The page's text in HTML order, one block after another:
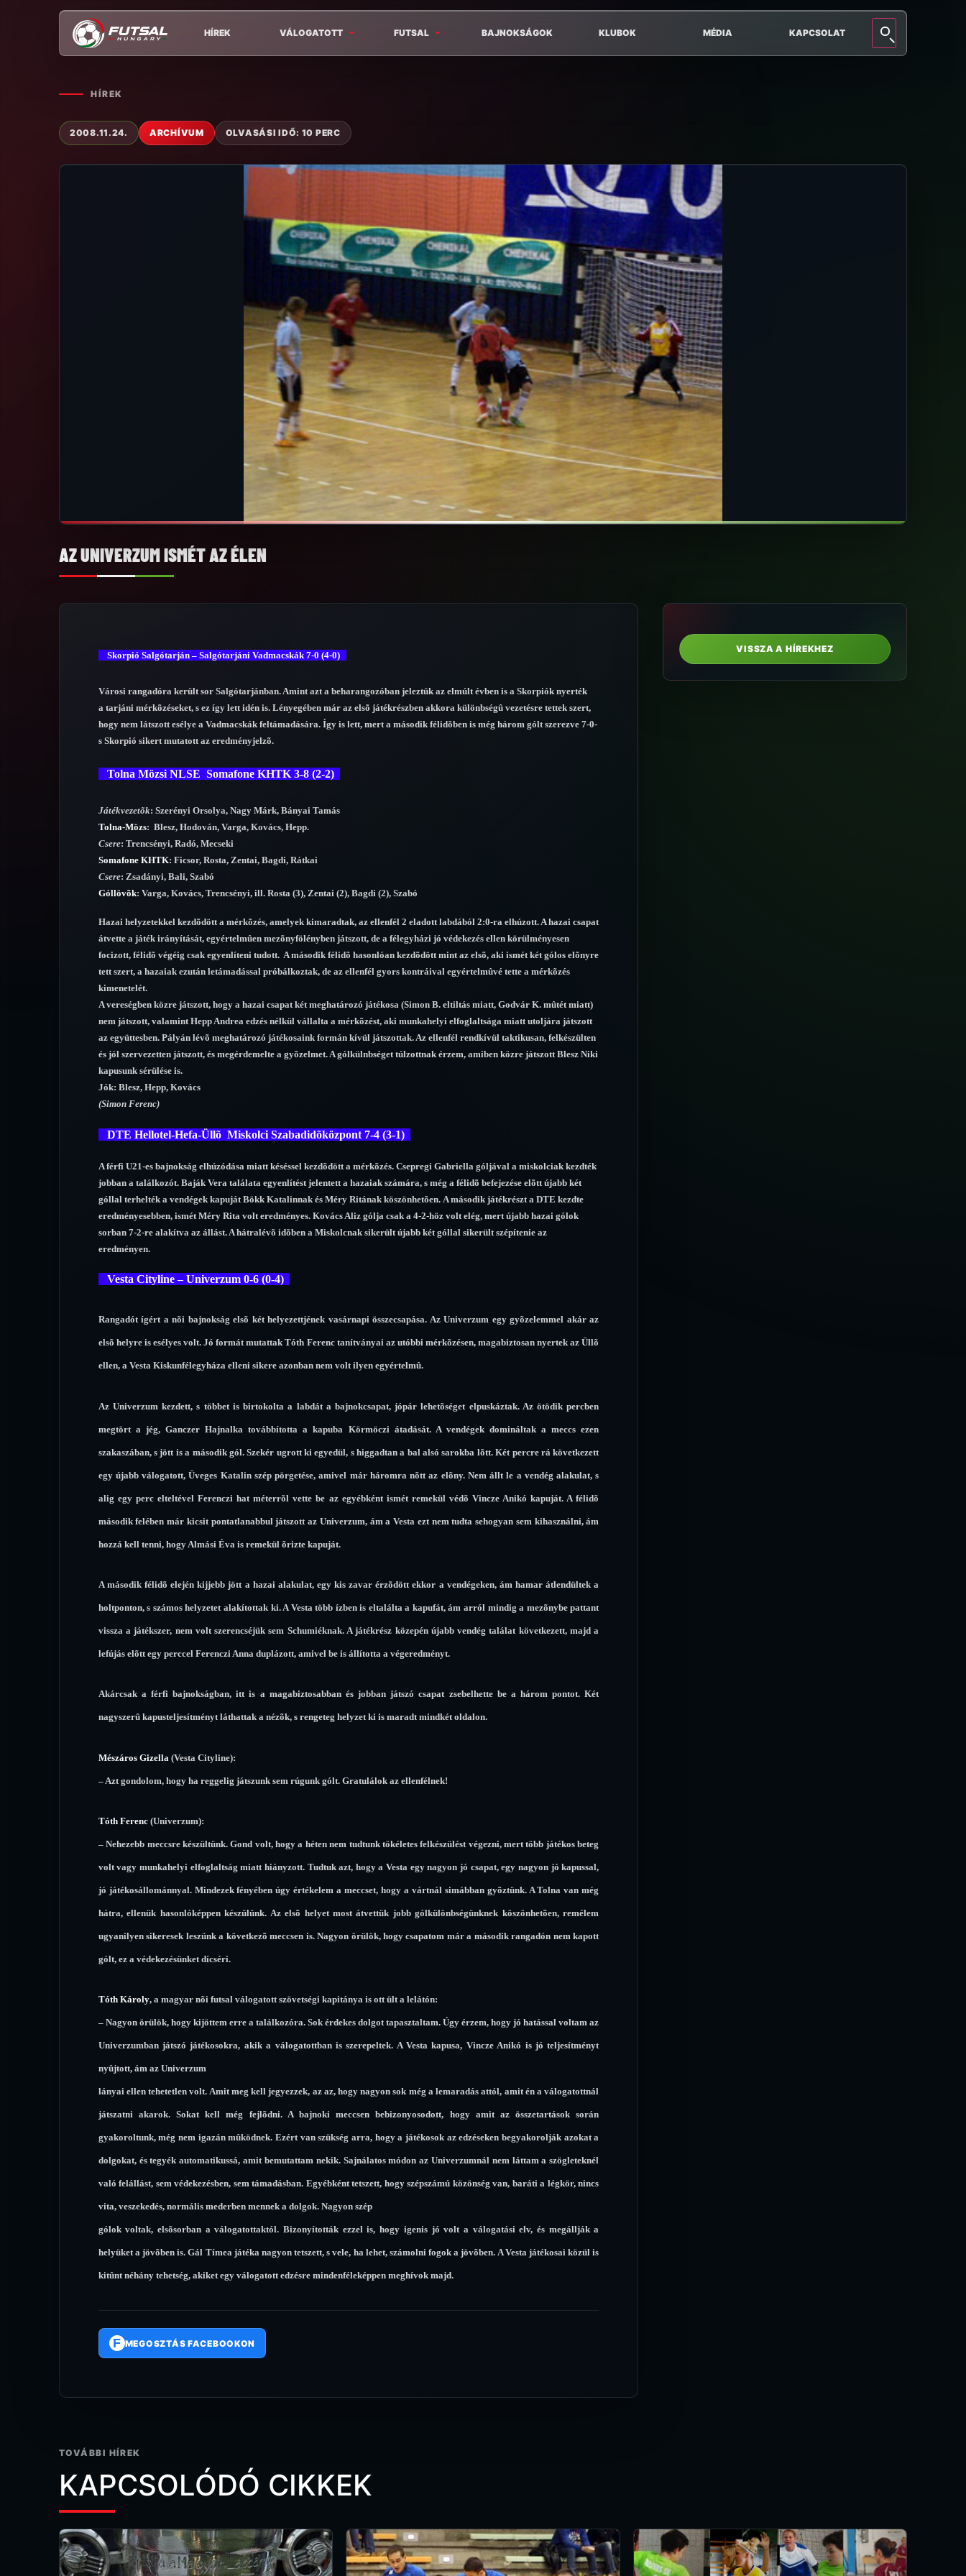
HÍREK VÁLOGATOTT FUTSAL BAJNOKSÁGOK KLUBOK MÉDIA KAPCSOLAT
HÍREK
2008.11.24. ARCHÍVUM OLVASÁSI IDŐ: 10 PERC
AZ UNIVERZUM ISMÉT AZ ÉLEN
Skorpió Salgótarján – Salgótarjáni Vadmacskák 7-0 (4-0)
Városi rangadóra került sor Salgótarjánban. Amint azt a beharangozóban jeleztük az elmúlt évben is a Skorpiók nyerték
a tarjáni mérkõzéseket, s ez így lett idén is. Lényegében már az elsõ játékrészben akkora különbségû vezetésre tettek szert,
hogy nem látszott esélye a Vadmacskák feltámadására. Így is lett, mert a második félidõben is még három gólt szerezve 7-0-
s Skorpió sikert mutatott az eredményjelzõ.
Tolna Mözsi NLSE Somafone KHTK 3-8 (2-2)
Játékvezetõk: Szerényi Orsolya, Nagy Márk, Bányai Tamás
Tolna-Mözs: Blesz, Hodován, Varga, Kovács, Hepp.
Csere: Trencsényi, Radó, Mecseki
Somafone KHTK: Ficsor, Rosta, Zentai, Bagdi, Rátkai
Csere: Zsadányi, Bali, Szabó
Góllövõk: Varga, Kovács, Trencsényi, ill. Rosta (3), Zentai (2), Bagdi (2), Szabó
Hazai helyzetekkel kezdõdött a mérkõzés, amelyek kimaradtak, az ellenfél 2 eladott labdából 2:0-ra elhúzott. A hazai csapat
átvette a játék irányítását, egyértelmûen mezõnyfölényben játszott, de a félegyházi jó védekezés ellen körülményesen
focizott, félidõ végéig csak egyenlíteni tudott. A második félidõ hasonlóan kezdõdött mint az elsõ, aki ismét két gólos elõnyre
tett szert, a hazaiak ezután letámadással próbálkoztak, de az ellenfél gyors kontráival egyértelmûvé tette a mérkõzés
kimenetelét.
A vereségben közre játszott, hogy a hazai csapat két meghatározó játékosa (Simon B. eltiltás miatt, Godvár K. mûtét miatt)
nem játszott, valamint Hepp Andrea edzés nélkül vállalta a mérkõzést, aki munkahelyi elfoglaltsága miatt utoljára játszott
az együttesben. Pályán lévõ meghatározó játékosaink formán kívül játszottak. Az ellenfél rendkívül taktikusan, felkészülten
és jól szervezetten játszott, és megérdemelte a gyõzelmet. A gólkülnbséget túlzottnak érzem, amiben közre játszott Blesz Niki
kapusunk sérülése is.
Jók: Blesz, Hepp, Kovács
(Simon Ferenc)
DTE Hellotel-Hefa-Üllõ Miskolci Szabadidõközpont 7-4 (3-1)
A férfi U21-es bajnokság elhúzódása miatt késéssel kezdõdött a mérkõzés. Csepregi Gabriella góljával a miskolciak kezdték
jobban a találkozót. Baják Vera találata egyenlítést jelentett a hazaiak számára, s még a félidõ befejezése elõtt újabb két
góllal terhelték a vendégek kapuját Bökk Katalinnak és Méry Ritának köszönhetõen. A második játékrészt a DTE kezdte
eredményesebben, ismét Méry Rita volt eredményes. Kovács Aliz gólja csak a 4-2-höz volt elég, mert újabb hazai gólok
sorban 7-2-re alakítva az állást. A hátralévõ idõben a Miskolcnak sikerült újabb két góllal sikerült szépítenie az
eredményen.
Vesta Cityline – Univerzum 0-6 (0-4)
Rangadót ígért a nõi bajnokság elsõ két helyezettjének vasárnapi összecsapása. Az Univerzum egy gyõzelemmel akár az
elsõ helyre is esélyes volt. Jó formát mutattak Tóth Ferenc tanítványai az utóbbi mérkõzésen, magabiztosan nyertek az Üllõ
ellen, a Vesta Kiskunfélegyháza elleni sikere azonban nem volt ilyen egyértelmû.
Az Univerzum kezdett, s többet is birtokolta a labdát a bajnokcsapat, jópár lehetõséget elpuskáztak. Az ötödik percben
megtört a jég, Ganczer Hajnalka továbbította a kapuba Körmöczi átadását. A vendégek domináltak a meccs ezen
szakaszában, s jött is a második gól. Szekér ugrott ki egyedül, s higgadtan a bal alsó sarokba lõtt. Két percre rá következett
egy újabb válogatott, Üveges Katalin szép pörgetése, amivel már háromra nõtt az elõny. Nem állt le a vendég alakulat, s
alig egy perc elteltével Ferenczi hat méterrõl vette be az egyébként ismét remekül védõ Vincze Anikó kapuját. A félidõ
második felében már kicsit pontatlanabbul játszott az Univerzum, ám a Vesta ezt nem tudta sehogyan sem kihasználni, ám
hozzá kell tenni, hogy Almási Éva is remekül õrizte kapuját.
A második félidõ elején kijjebb jött a hazai alakulat, egy kis zavar érzõdött ekkor a vendégeken, ám hamar átlendültek a
holtponton, s számos helyzetet alakítottak ki. A Vesta több ízben is eltalálta a kapufát, ám arról mindig a mezõnybe pattant
vissza a játékszer, nem volt szerencséjük sem Schumiéknak. A játékrész közepén újabb vendég találat következett, majd a
lefújás elõtt egy perccel Ferenczi Anna duplázott, amivel be is állította a végeredményt.
Akárcsak a férfi bajnokságban, itt is a magabiztosabban és jobban játszó csapat zsebelhette be a három pontot. Két
nagyszerû kapusteljesítményt láthattak a nézõk, s rengeteg helyzet ki is maradt mindkét oldalon.
Mészáros Gizella (Vesta Cityline):
– Azt gondolom, hogy ha reggelig játszunk sem rúgunk gólt. Gratulálok az ellenfélnek!
Tóth Ferenc(Univerzum):
– Nehezebb meccsre készültünk. Gond volt, hogy a héten nem tudtunk tökéletes felkészülést végezni, mert több játékos beteg
volt vagy munkahelyi elfoglaltság miatt hiányzott. Tudtuk azt, hogy a Vesta egy nagyon jó csapat, egy nagyon jó kapussal,
jó játékosállománnyal. Mindezek fényében úgy értékelem a meccset, hogy a vártnál simábban gyõztünk. A Tolna van még
hátra, ellenük hasonlóképpen készülünk. Az elsõ helyet most átvettük jobb gólkülönbségünknek köszönhetõen, remélem
ugyanilyen sikeresek leszünk a következõ meccsen is. Nagyon örülök, hogy csapatom már a második rangadón nem kapott
gólt, ez a védekezésünket dícséri.
Tóth Károly, a magyar nõi futsal válogatott szövetségi kapitánya is ott ült a lelátón:
– Nagyon örülök, hogy kijöttem erre a találkozóra. Sok érdekes dolgot tapasztaltam. Úgy érzem, hogy jó hatással voltam az
Univerzumban játszó játékosokra, akik a válogatottban is szerepeltek. A Vesta kapusa, Vincze Anikó is jó teljesítményt
nyûjtott, ám az Univerzum
lányai ellen tehetetlen volt. Amit meg kell jegyezzek, az az, hogy nagyon sok még a lemaradás attól, amit én a válogatottnál
játszatni akarok. Sokat kell még fejlõdni. A bajnoki meccsen bebizonyosodott, hogy amit az összetartások során
gyakoroltunk, még nem igazán mûködnek. Ezért van szükség arra, hogy a játékosok az edzéseken begyakorolják azokat a
dolgokat, és tegyék automatikussá, amit bemutattam nekik. Sajnálatos módon az Univerzumnál nem láttam a szögleteknél
való felállást, sem védekezésben, sem támadásban. Egyébként tetszett, hogy szépszámú közönség van, baráti a légkör, nincs
vita, veszekedés, normális mederben mennek a dolgok. Nagyon szép
gólok voltak, elsõsorban a válogatottaktól. Bizonyították ezzel is, hogy igenis jó volt a válogatási elv, és megállják a
helyüket a jövõben is. Gál Tímea játéka nagyon tetszett, s vele, ha lehet, számolni fogok a jövõben. A Vesta játékosai közül is
kitûnt néhány tehetség, akiket egy válogatott edzésre mindenféleképpen meghívok majd.
F MEGOSZTÁS FACEBOOKON
VISSZA A HÍREKHEZ
TOVÁBBI HÍREK
KAPCSOLÓDÓ CIKKEK